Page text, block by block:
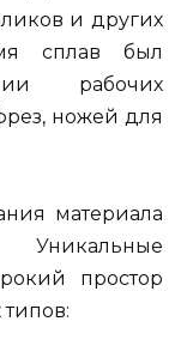
и других
сплав был
рабочих
ножей для
материала
Уникальные
простор